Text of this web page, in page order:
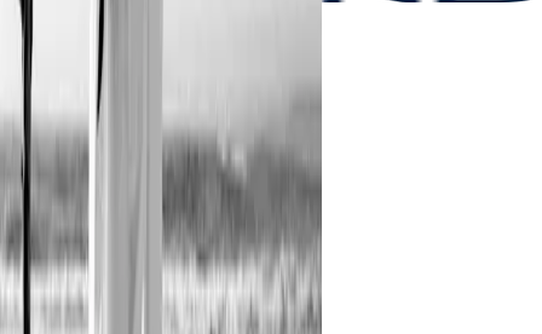
Zara, +7
Popüler markalar
Boyner